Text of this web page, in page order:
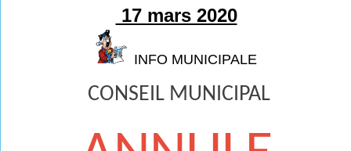
17 mars 2020
INFO MUNICIPALE
CONSEIL MUNICIPAL